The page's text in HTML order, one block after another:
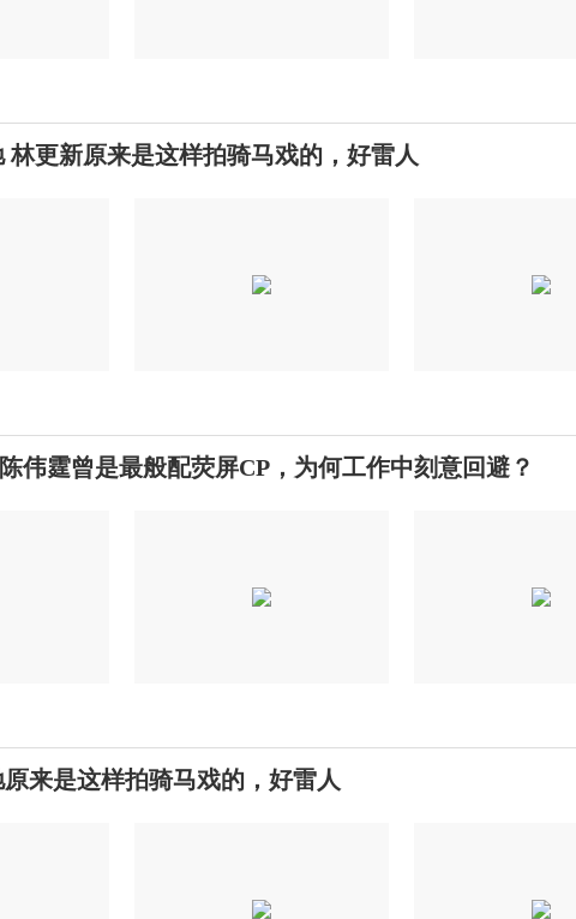
林更新原来是这样拍骑马戏的，好雷人
伟霆曾是最般配荧屏CP，为何工作中刻意回避？
来是这样拍骑马戏的，好雷人